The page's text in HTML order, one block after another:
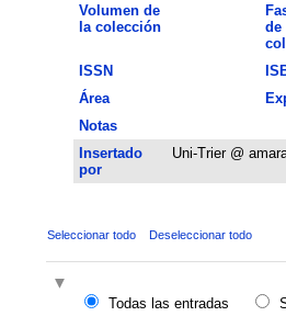
Volumen de
la colección
de
ISSN
Área
Notas
Insertado
por
Uni-Trier @
Seleccionar todo Deseleccionar todo
Todas las entradas